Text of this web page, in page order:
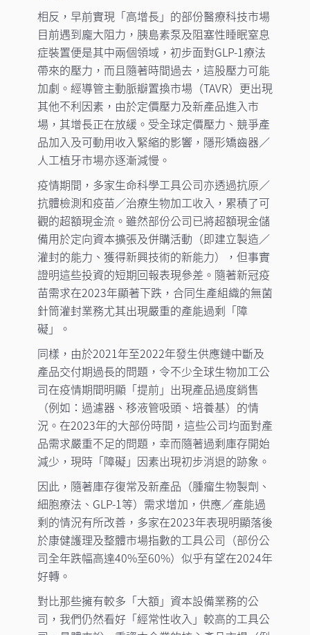
相反，早前實現「高增長」的部份醫療科技市場
目前遇到龐大阻力，胰島素泵及阻塞性睡眠窒息
症裝置便是其中兩個領域，初步面對GLP-1療法
帶來的壓力，而且隨著時間過去，這股壓力可能
加劇。經導管主動脈瓣置換市場（TAVR）更出現
其他不利因素，由於定價壓力及新產品進入市
場，其增長正在放緩。受全球定價壓力、競爭產
品加入及可動用收入緊縮的影響，隱形矯齒器／
人工植牙市場亦逐漸減慢。
疫情期間，多家生命科學工具公司亦透過抗原／
抗體檢測和疫苗／治療生物加工收入，累積了可
觀的超額現金流。雖然部份公司已將超額現金儲
備用於定向資本擴張及併購活動（即建立製造／
灌封的能力、獲得新興技術的新能力），但事實
證明這些投資的短期回報表現參差。隨著新冠疫
苗需求在2023年顯著下跌，合同生產組織的無菌
針筒灌封業務尤其出現嚴重的產能過剩「障
礙」。
同樣，由於2021年至2022年發生供應鏈中斷及
產品交付期過長的問題，令不少全球生物加工公
司在疫情期間明顯「提前」出現產品過度銷售
（例如：過濾器、移液管吸頭、培養基）的情
況。在2023年的大部份時間，這些公司均面對產
品需求嚴重不足的問題，幸而隨著過剩庫存開始
減少，現時「障礙」因素出現初步消退的跡象。
因此，隨著庫存復常及新產品（腫瘤生物製劑、
細胞療法、GLP-1等）需求增加，供應／產能過
剩的情況有所改善，多家在2023年表現明顯落後
於康健護理及整體市場指數的工具公司（部份公
司全年跌幅高達40%至60%）似乎有望在2024年
好轉。
對比那些擁有較多「大額」資本設備業務的公
司，我們仍然看好「經常性收入」較高的工具公